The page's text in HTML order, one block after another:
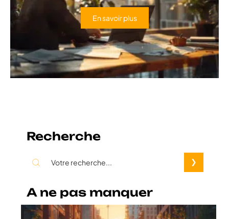
En savoir plus
Recherche
A ne pas manquer